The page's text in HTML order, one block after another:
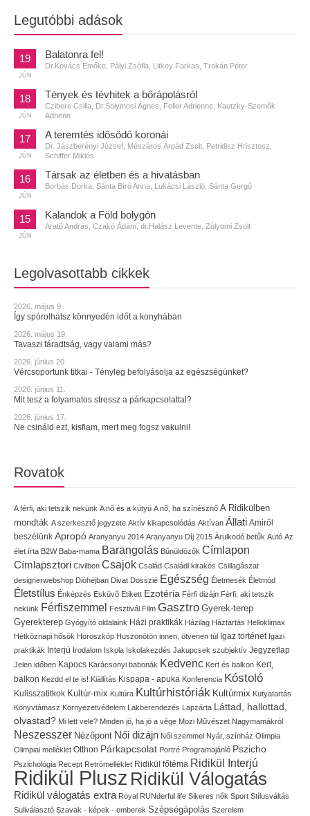
Legutóbbi adások
19
JÚN
Balatonra fel!
Dr.Kovács Emőke, Pályi Zsófia, Litkey Farkas, Trokán Péter
18
JÚN
Tények és tévhitek a bőrápolásról
Czibere Csilla, Dr.Solymosi Ágnes, Feller Adrienne, Kautzky-Szemők
Adrienn
17
JÚN
A teremtés idősödő koronái
Dr. Jászberényi József, Mészáros Árpád Zsolt, Petridisz Hrisztosz,
Schiffer Miklós
16
JÚN
Társak az életben és a hivatásban
Borbás Dorka, Sánta Bíró Anna, Lukácsi László, Sánta Gergő
15
JÚN
Kalandok a Föld bolygón
Arató András, Czakó Ádám, dr.Halász Levente, Zólyomi Zsolt
Legolvasottabb cikkek
2026. május 9.
Így spórolhatsz könnyedén időt a konyhában
2026. május 19.
Tavaszi fáradtság, vagy valami más?
2026. június 20.
Vércsoportunk titkai - Tényleg befolyásolja az egészségünket?
2026. június 11.
Mit tesz a folyamatos stressz a párkapcsolattal?
2026. június 17.
Ne csináld ezt, kisfiam, mert meg fogsz vakulni!
Rovatok
A férfi, aki tetszik nekünk A nő és a kütyü A nő, ha színésznő A Ridikülben
mondták A szerkesztő jegyzete Aktív kikapcsolódás Aktívan Állati Amiről
beszélünk Apropó Aranyanyu 2014 Aranyanyu Díj 2015 Árulkodó betűk Autó Az
élet írta B2W Baba-mama Barangolás Bűnüldözők Címlapon
Címlapsztori Civilben Csajok Család Családi kirakós Csillagászat
designerwebshop Dióhéjban Divat Dosszié Egészség Életmesék Életmód
Életstílus Énképzés Esküvő Etikett Ezotéria Férfi dizájn Férfi, aki tetszik
nekünk Férfiszemmel Fesztivál Film Gasztro Gyerek-terep
Gyerekterep Gyógyító oldalaink Házi praktikák Házilag Háztartás Helloklimax
Hétköznapi hősök Horoszkóp Huszonötön innen, ötvenen túl Igaz történet Igazi
praktikák Interjú Irodalom Iskola Iskolakezdés Jakupcsek szubjektív Jegyzetlap
Jelen időben Kapocs Karácsonyi babonák Kedvenc Kert és balkon Kert,
balkon Kezdd el te is! Kiállítás Kispapa - apuka Konferencia Kóstoló
Kulisszatitkok Kultúr-mix Kultúra Kultúrhistóriák Kultúrmix Kutyatartás
Könyvtámasz Környezetvédelem Lakberendezés Lapzárta Láttad, hallottad,
olvastad? Mi lett vele? Minden jó, ha jó a vége Mozi Művészet Nagymamákról
Neszesszer Nézőpont Női dizájn Női szemmel Nyár, színház Olimpia
Olimpiai melléklet Otthon Párkapcsolat Portré Programajánló Pszicho
Pszichológia Recept Retrómelléklet Ridikül főtéma Ridikül Interjú
Ridikül Plusz Ridikül Válogatás
Ridikül válogatás extra Royal RUNderful life Sikeres nők Sport Stílusváltás
Suliválasztó Szavak - képek - emberek Szépségápolás Szerelem